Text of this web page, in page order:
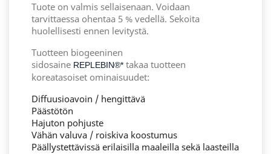
Tuote on valmis sellaisenaan. Voidaan
tarvittaessa ohentaa 5 % vedellä. Sekoita
huolellisesti ennen levitystä.
Tuotteen biogeeninen
sidosaine REPLEBIN®* takaa tuotteen
koreatasoiset ominaisuudet:
Diffuusioavoin / hengittävä
Päästötön
Hajuton pohjuste
Vähän valuva / roiskiva koostumus
Päällystettävissä erilaisilla maaleilla sekä laasteilla